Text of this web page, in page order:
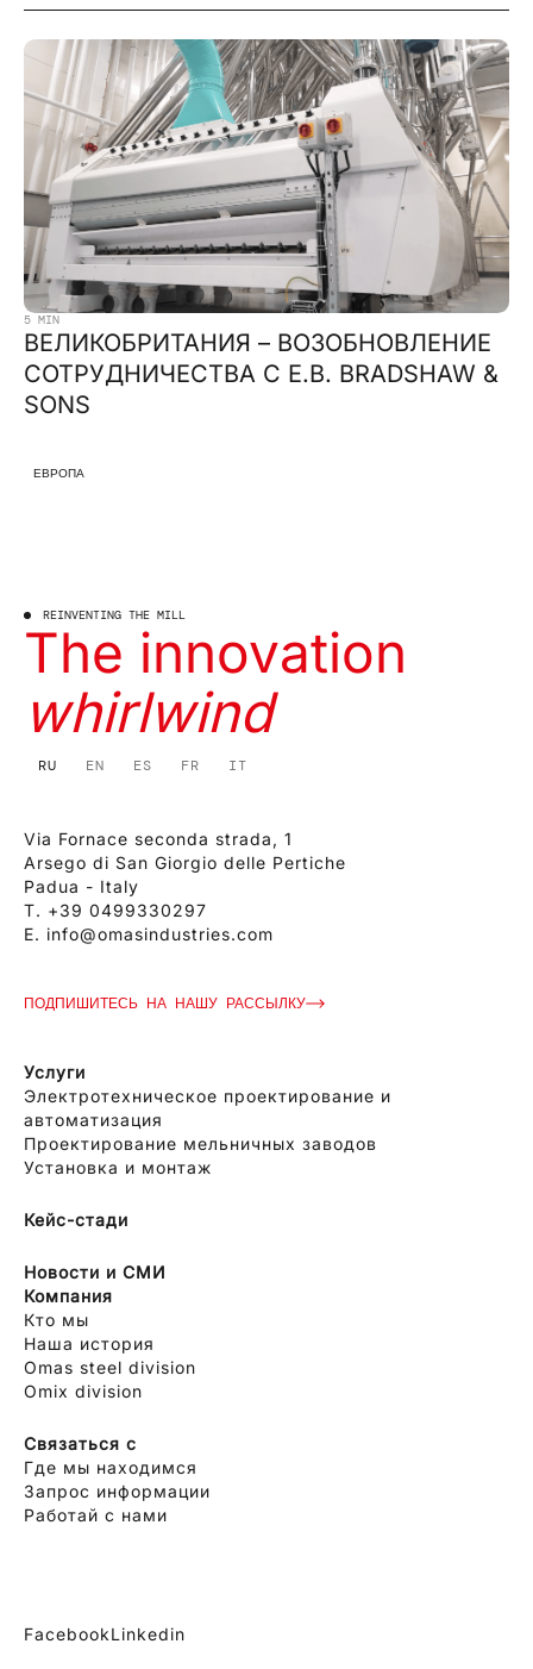
5 MIN
ВЕЛИКОБРИТАНИЯ – ВОЗОБНОВЛЕНИЕ
СОТРУДНИЧЕСТВА С E.B. BRADSHAW &
SONS
ЕВРОПА
REINVENTING THE MILL
The innovation
whirlwind
RU EN ES FR IT
Via Fornace seconda strada, 1
Arsego di San Giorgio delle Pertiche
Padua - Italy
T. +39 0499330297
E. info@omasindustries.com
ПОДПИШИТЕСЬ НА НАШУ РАССЫЛКУ
Услуги
Электротехническое проектирование и
автоматизация
Проектирование мельничных заводов
Установка и монтаж
Кейс-стади
Новости и СМИ
Компания
Кто мы
Наша история
Omas steel division
Omix division
Связаться с
Где мы находимся
Запрос информации
Работай с нами
FacebookLinkedin